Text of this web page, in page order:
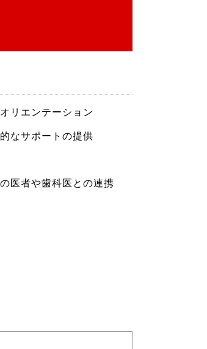
リエンテーション
なサポートの提供
医者や歯科医との連携